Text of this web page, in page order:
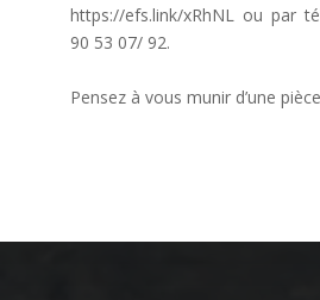
https://efs.link/xRhNL ou par
90 53 07/ 92.
Pensez à vous munir d’une